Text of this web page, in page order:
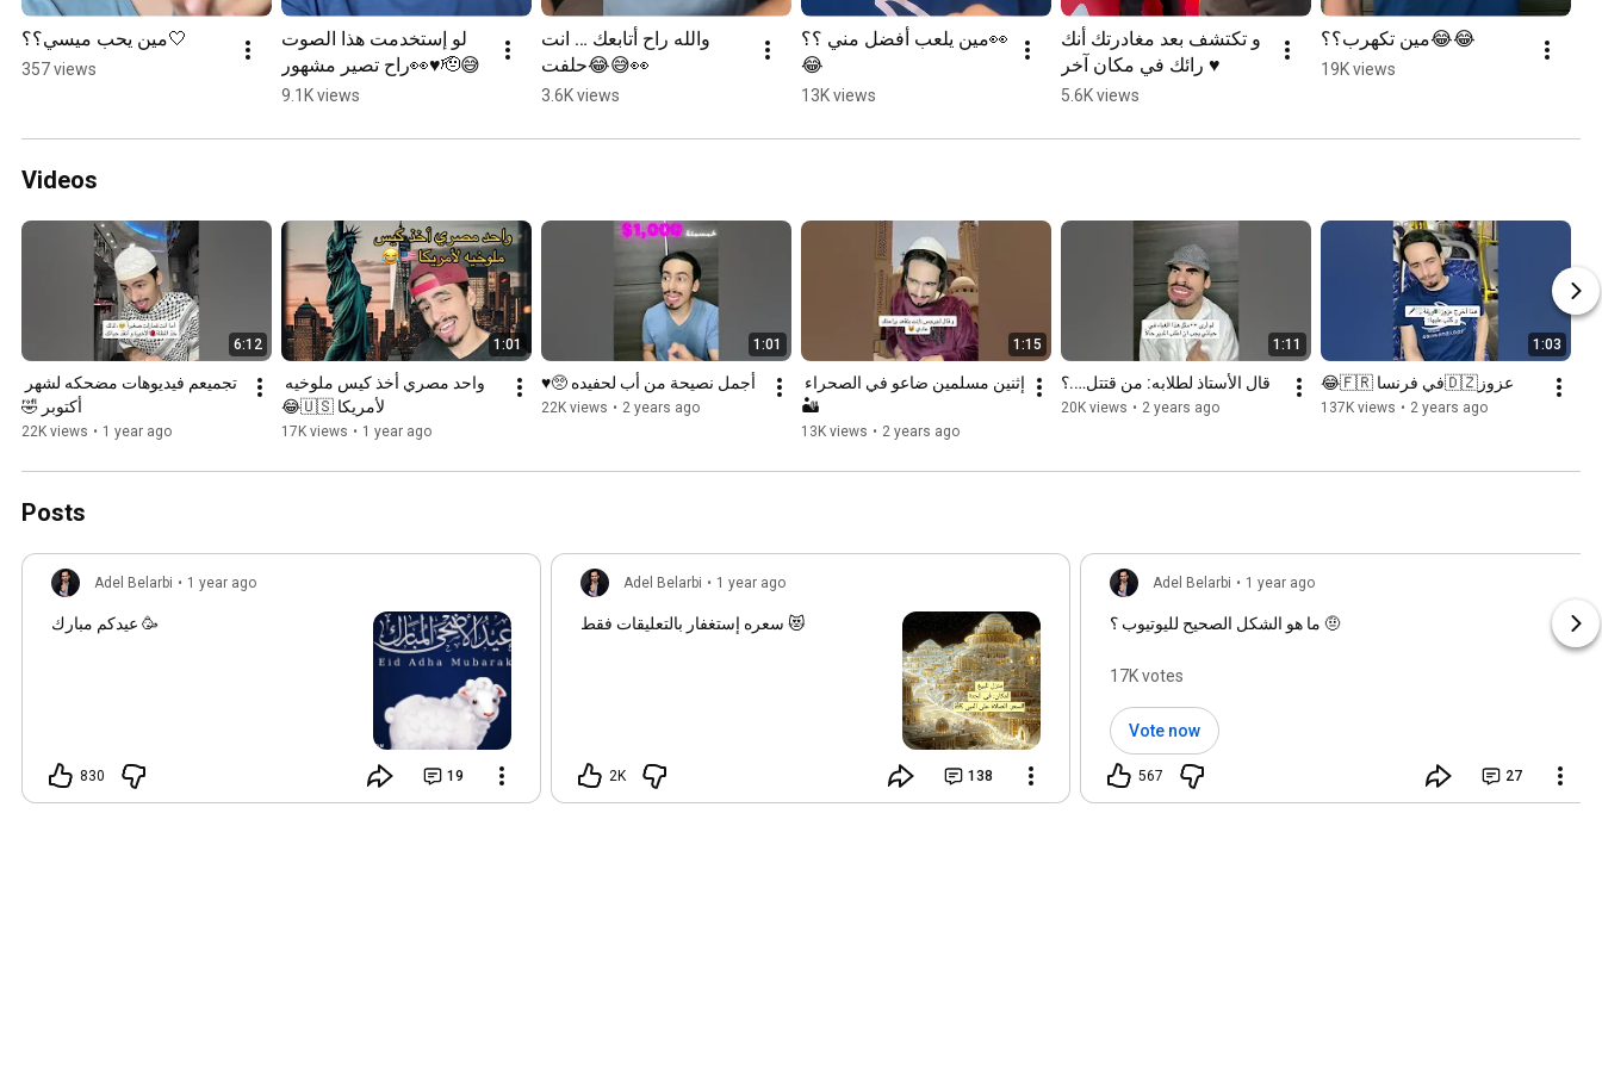
مين يحب ميسي؟؟🤍
357 views
لو إستخدمت هذا الصوت
راح تصير مشهور👀♥️🫡😅
9.1K views
والله راح أتابعك … انت
حلفت😂😅👀
3.6K views
مين يلعب أفضل مني ؟؟👀
😂
13K views
و تكتشف بعد مغادرتك أنك
رائك في مكان آخر ♥️
5.6K views
مين تكهرب؟؟😂😂
19K views
Videos
6:12
أكتوبر 🤣
22K views • 1 year ago
1:01
لأمريكا 🇺🇸😂
17K views • 1 year ago
1:01
أجمل نصيحة من أب لحفيده 🥺♥️
22K views • 2 years ago
1:15
🏜️
13K views • 2 years ago
1:11
قال الأستاذ لطلابه: من قتتل….؟
20K views • 2 years ago
1:03
عزوز🇩🇿في فرنسا 🇫🇷😂
137K views • 2 years ago
Posts
Adel Belarbi • 1 year ago
عيدكم مبارك 🥳
830 19
Adel Belarbi • 1 year ago
سعره إستغفار بالتعليقات فقط 😻
2K 138
Adel Belarbi • 1 year ago
ما هو الشكل الصحيح لليوتيوب ؟ 🤨
17K votes
Vote now
567 27